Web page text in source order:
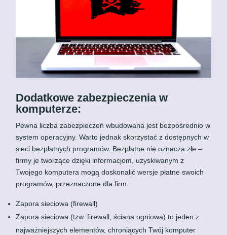
Dodatkowe zabezpieczenia w
komputerze:
Pewna liczba zabezpieczeń wbudowana jest bezpośrednio w
system operacyjny. Warto jednak skorzystać z dostępnych w
sieci bezpłatnych programów. Bezpłatne nie oznacza złe –
firmy je tworzące dzięki informacjom, uzyskiwanym z
Twojego komputera mogą doskonalić wersje płatne swoich
programów, przeznaczone dla firm.
Zapora sieciowa (firewall)
Zapora sieciowa (tzw. firewall, ściana ogniowa) to jeden z
najważniejszych elementów, chroniących Twój komputer